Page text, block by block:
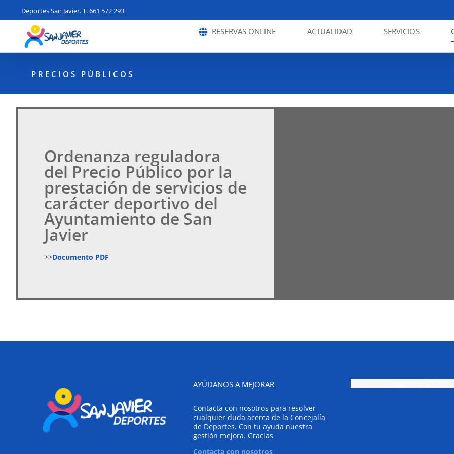
contenido
Deportes San Javier. T. 661 572 293
RESERVAS ONLINE ACTUALIDAD SERVICIOS
PRECIOS PÚBLICOS
Ordenanza reguladora
del Precio Público por la
prestación de servicios de
carácter deportivo del
Ayuntamiento de San
Javier
>>Documento PDF
AYÚDANOS A MEJORAR
Contacta con nosotros para resolver
cualquier duda acerca de la Concejalía
de Deportes. Con tu ayuda nuestra
gestión mejora. Gracias
Contacta con nosotros